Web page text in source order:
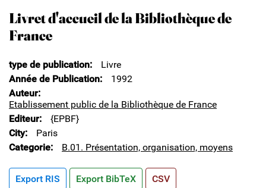
Livret d'accueil de la Bibliothèque de
France
type de publication
Livre
Année de Publication
1992
Auteur
Etablissement public de la Bibliothèque de France
Editeur
{EPBF}
City
Paris
Categorie
B.01. Présentation, organisation, moyens
Export RIS Export BibTeX CSV